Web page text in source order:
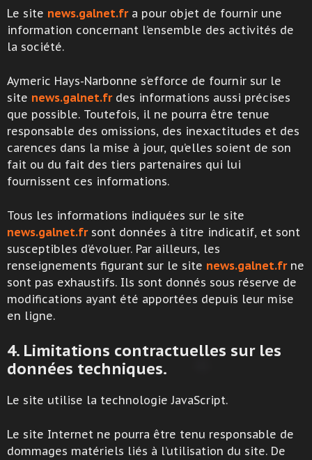
Le site news.galnet.fra pour objet de fournir une
information concernant l’ensemble des activités de
la société.
Aymeric Hays-Narbonne s’efforce de fournir sur le
site news.galnet.frdes informations aussi précises
que possible. Toutefois, il ne pourra être tenue
responsable des omissions, des inexactitudes et des
carences dans la mise à jour, qu’elles soient de son
fait ou du fait des tiers partenaires qui lui
fournissent ces informations.
Tous les informations indiquées sur le site
news.galnet.frsont données à titre indicatif, et sont
susceptibles d’évoluer. Par ailleurs, les
renseignements figurant sur le site news.galnet.frne
sont pas exhaustifs. Ils sont donnés sous réserve de
modifications ayant été apportées depuis leur mise
en ligne.
4. Limitations contractuelles sur les
données techniques.
Le site utilise la technologie JavaScript.
Le site Internet ne pourra être tenu responsable de
dommages matériels liés à l’utilisation du site. De